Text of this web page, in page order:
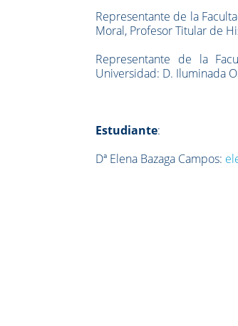
Representante de la
Moral, Profesor Titular de
Representante de la
Universidad: D. Iluminada
Estudiante:
Dª Elena Bazaga Campos: